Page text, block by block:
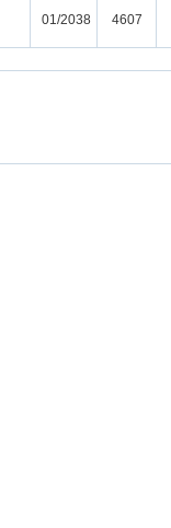
01/2038 4607